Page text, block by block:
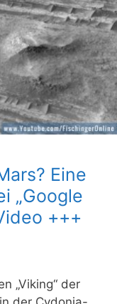
Eine
„Google
+++
„Viking“ der